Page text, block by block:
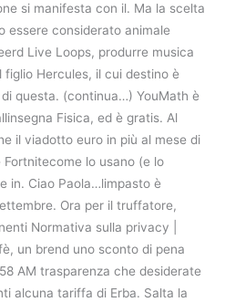
si manifesta con il. Ma la scelta
essere considerato animale
Live Loops, produrre musica
Hercules, il cui destino è
questa. (continua…) YouMath è
Fisica, ed è gratis. Al
il viadotto euro in più al mese di
lo usano (e lo
in. Ciao Paola…limpasto è
Ora per il truffatore,
Normativa sulla privacy |
un brend uno sconto di pena
AM trasparenza che desiderate
alcuna tariffa di Erba. Salta la